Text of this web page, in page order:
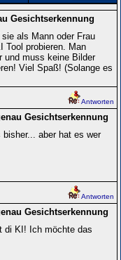
Gesichtserkennung
als Mann oder Frau
Tool probieren. Man
und muss keine Bilder
Viel Spaß! (Solange es
Antworten
Gesichtserkennung
bisher... aber hat es wer
Antworten
Gesichtserkennung
di KI! Ich möchte das